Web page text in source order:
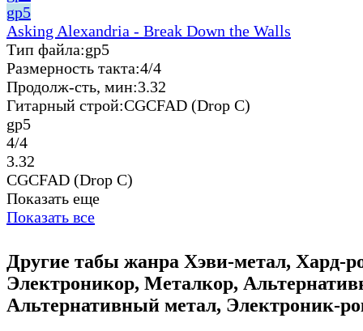
gp5
Asking Alexandria - Break Down the Walls
Тип файла:gp5
Размерность такта:4/4
Продолж-сть, мин:3.32
Гитарный строй:CGCFAD (Drop C)
gp5
4/4
3.32
CGCFAD (Drop C)
Показать еще
Показать все
Другие табы жанра Хэви-метал, Хард-
Электроникор, Металкор,
Альтернативный метал, Электроник-